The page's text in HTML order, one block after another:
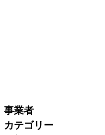
事業者
カテゴリー